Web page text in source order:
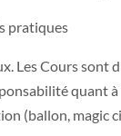
pratiques
Les Cours sont
quant à
(ballon, magic